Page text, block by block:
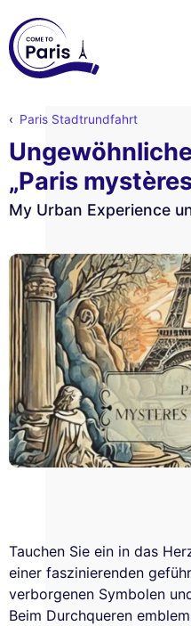
Paris Stadtrundfahrt
„Paris
My Urban Experience
Tauchen Sie ein in das
einer faszinierenden
verborgenen Symbolen
Beim Durchqueren